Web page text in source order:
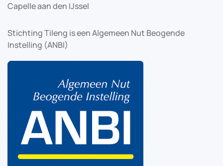
Capelle aan den IJssel
Stichting Tileng is een Algemeen Nut Beogende
Instelling (ANBI)